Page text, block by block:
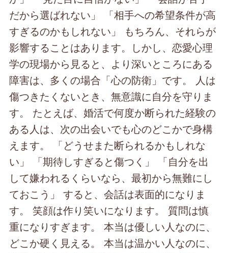
だから選ばれない」 「相手への希望条件が高
すぎるのかもしれない」 もちろん、それらが
影響することはあります。しかし、恋愛心理
学の現場から見ると、より深いところにある
障害は、多くの場合「心の防衛」です。 人は
傷つきたくないとき、無意識に自分を守りま
す。 たとえば、婚活で何度か断られた経験の
ある人は、次の出会いでも心のどこかで身構
えます。 「どうせまた断られるかもしれな
い」 「期待しすぎると傷つく」 「自分を出
して嫌われるくらいなら、最初から無難にし
ておこう」 すると、会話は表面的になりま
す。 笑顔は作り笑いになります。 質問は慎
重になりすぎます。 本当は優しい人なのに、
どこか硬く見える。 本当は温かい人なのに、